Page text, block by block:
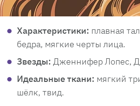
Характеристики: плавная
бедра, мягкие черты лица.
Звезды: Дженнифер Лопес,
Идеальные ткани: мягкий
шёлк, твид.